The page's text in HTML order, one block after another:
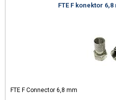
FTE F konektor
FTE F Connector 6,8 mm